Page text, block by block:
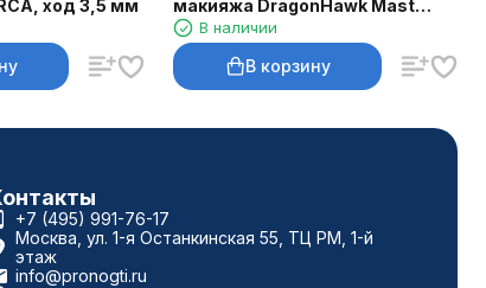
ход 3,5 мм
макияжа DragonHawk Mast
Magi Pen, RCA, ход 2–3 мм
В наличии
В корзину
+7 (495) 991-76-17
Москва, ул. 1-я Останкинская 55, ТЦ РМ, 1-й
этаж
info@pronogti.ru